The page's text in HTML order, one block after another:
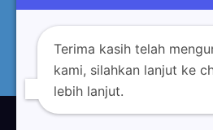
terpercaya
Terima kasih telah
kami, silahkan lanjut ke
lebih lanjut.